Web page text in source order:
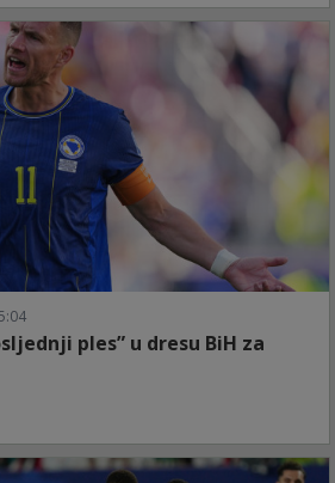
ples” u dresu BiH za